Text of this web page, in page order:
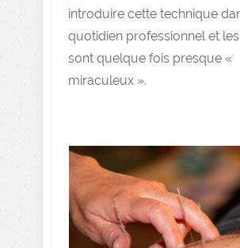
introduire cette technique
quotidien professionnel et
sont quelque fois presque «
miraculeux ».